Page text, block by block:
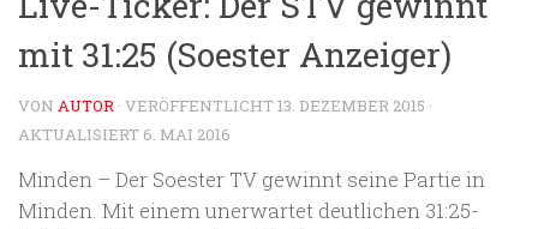
mit 31:25 (Soester Anzeiger)
VON AUTOR · VERÖFFENTLICHT13. DEZEMBER 2015 ·
AKTUALISIERT 6. MAI 2016
Minden – Der Soester TV gewinnt seine Partie in
Minden. Mit einem unerwartet deutlichen 31:25-